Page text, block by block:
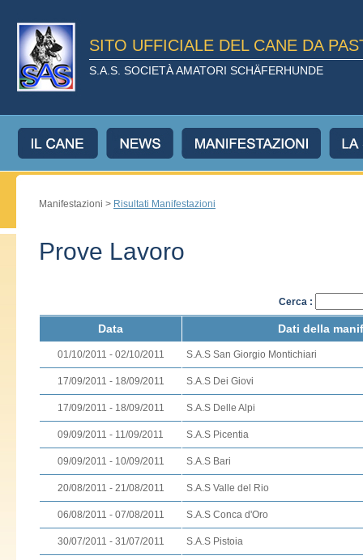
SITO UFFICIALE DEL CANE DA
S.A.S. SOCIETÀ AMATORI SCHÄFERHUNDE
Manifestazioni > Risultati Manifestazioni
Prove Lavoro
Cerca :
Data Dati della
01/10/2011 - 02/10/2011 S.A.S San Giorgio Montichiari
17/09/2011 - 18/09/2011 S.A.S Dei Giovi
17/09/2011 - 18/09/2011 S.A.S Delle Alpi
09/09/2011 - 11/09/2011 S.A.S Picentia
09/09/2011 - 10/09/2011 S.A.S Bari
20/08/2011 - 21/08/2011 S.A.S Valle del Rio
06/08/2011 - 07/08/2011 S.A.S Conca d'Oro
30/07/2011 - 31/07/2011 S.A.S Pistoia